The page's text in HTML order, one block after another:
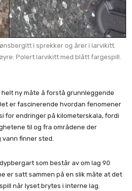
i sprekker og årer i larvikitt.
Polert larvikitt med blått fargespill.
ny måte å forstå grunnleggende
er fascinerende hvordan fenomener
for endringer på kilometerskala, fordi
til og fra områdene der
vann finner sted.
som består av om lag 90
er satt sammen på en slik måte at det
når lyset brytes i interne lag.